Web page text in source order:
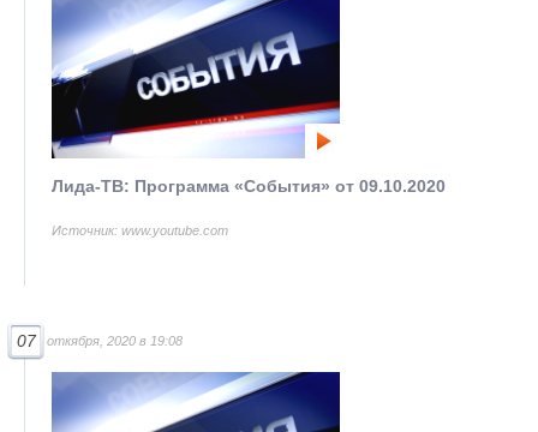
Лида-ТВ: Программа «События» от 09.10.2020
Источник: www.youtube.com
07 откября, 2020 в 19:08